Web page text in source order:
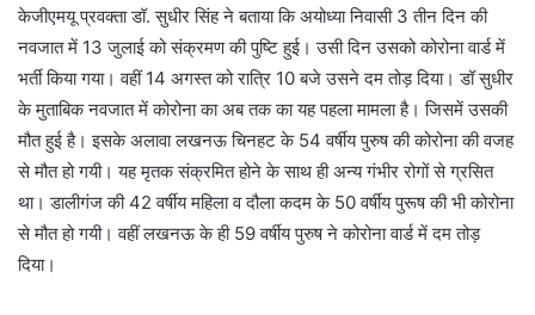
केजीएमयू प्रवक्ता डॉ. सुधीर सिंह ने बताया कि अयोध्या निवासी 3 तीन दिन की
नवजात में 13 जुलाई को संक्रमण की पुष्टि हुई। उसी दिन उसको कोरोना वार्ड में
भर्ती किया गया। वहीं 14 अगस्त को रात्रि 10 बजे उसने दम तोड़ दिया। डॉ सुधीर
के मुताबिक नवजात में कोरोना का अब तक का यह पहला मामला है। जिसमें उसकी
मौत हुई है। इसके अलावा लखनऊ चिनहट के 54 वर्षीय पुरुष की कोरोना की वजह
से मौत हो गयी। यह मृतक संक्रमित होने के साथ ही अन्य गंभीर रोगों से ग्रसित
था। डालीगंज की 42 वर्षीय महिला व दौला कदम के 50 वर्षीय पुरूष की भी कोरोना
से मौत हो गयी। वहीं लखनऊ के ही 59 वर्षीय पुरुष ने कोरोना वार्ड में दम तोड़
दिया।